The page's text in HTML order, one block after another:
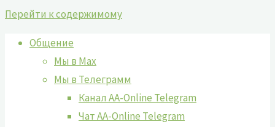
Перейти к содержимому
Общение
Мы в Max
Мы в Телеграмм
Канал AA-Online Telegram
Чат AA-Online Telegram